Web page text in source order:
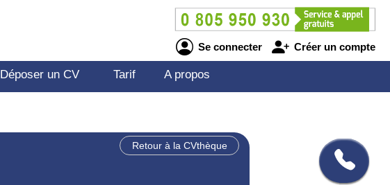
Se connecter Créer un compte
Déposer un CV Tarif A propos
Retour à la CVthèque